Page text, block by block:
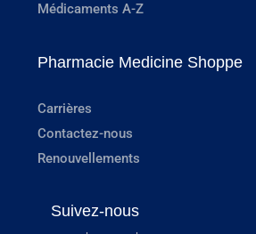
Médicaments A-Z
Pharmacie Medicine Shoppe
Carrières
Contactez-nous
Renouvellements
Suivez-nous